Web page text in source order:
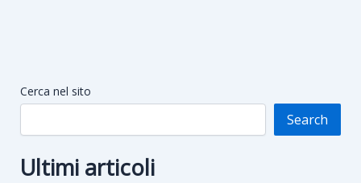
Cerca nel sito
Search
Ultimi articoli